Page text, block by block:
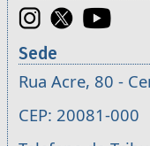
Sede
Rua Acre, 80 -
CEP: 20081-000